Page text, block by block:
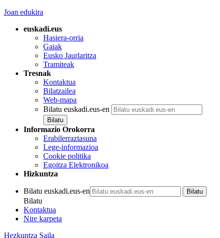
Joan edukira
euskadi.eus
Hasiera-orria
Gaiak
Eusko Jaurlaritza
Tramiteak
Tresnak
Kontaktua
Bilatzailea
Web-mapa
Bilatu euskadi.eus-en
Informazio Orokorra
Erabilerraztasuna
Lege-informazioa
Cookie politika
Egoitza Elektronikoa
Hizkuntza
Bilatu euskadi.eus-en
Bilatu
Kontaktua
Nire karpeta
Hezkuntza Saila